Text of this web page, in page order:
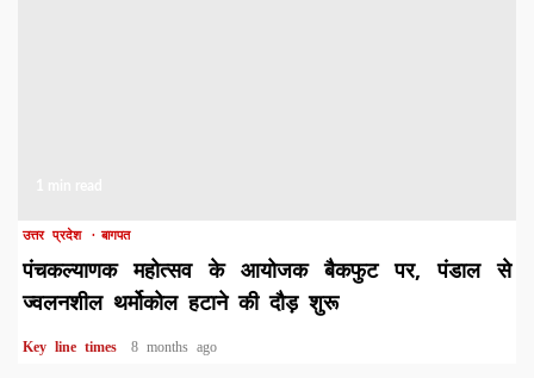
उत्तर प्रदेश बागपत
पंचकल्याणक महोत्सव के आयोजक बैकफुट पर, पंडाल से
ज्वलनशील थर्मोकोल हटाने की दौड़ शुरू
Key line times 8 months ago